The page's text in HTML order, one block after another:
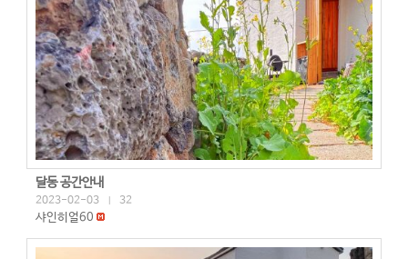
달동 공간안내
2023-02-03 32
샤인히얼60